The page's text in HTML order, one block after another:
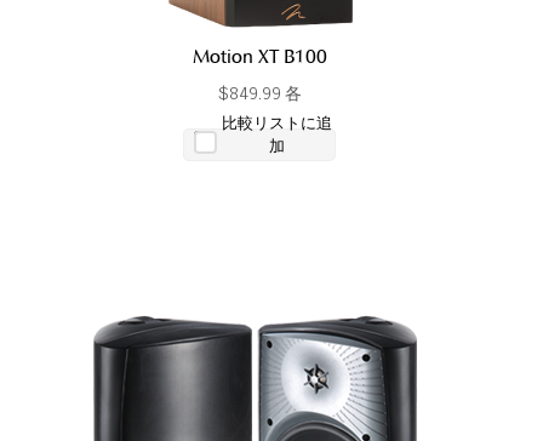
Motion XT B100
$849.99 各
比較リストに追
加